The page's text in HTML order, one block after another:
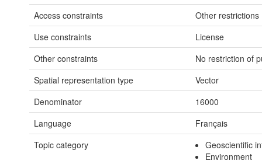
Access constraints
Other restrictions
Use constraints
License
Other constraints
No restriction of
Spatial representation type
Vector
Denominator
16000
Language
Français
Topic category
Geoscientific
Environment